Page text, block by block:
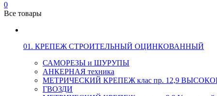
0
Все товары
01. КРЕПЕЖ СТРОИТЕЛЬНЫЙ ОЦИНКОВАННЫЙ
САМОРЕЗЫ и ШУРУПЫ
АНКЕРНАЯ техника
МЕТРИЧЕСКИЙ КРЕПЕЖ клас пр. 12,9
ГВОЗДИ